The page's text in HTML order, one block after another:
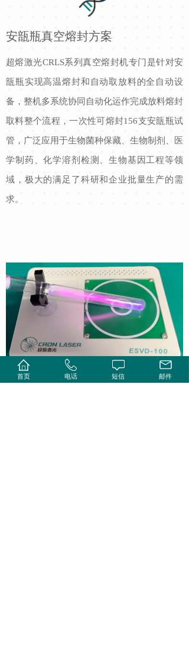
安瓿瓶真空熔封方案
超熔激光CRLS系列真空熔封机专门是针对安
瓿瓶实现高温熔封和自动取放料的全自动设
备，整机多系统协同自动化运作完成放料熔封
取料整个流程，一次性可熔封156支安瓿瓶试
管，广泛应用于生物菌种保藏、生物制剂、医
学制药、化学溶剂检测、生物基因工程等领
域，极大的满足了科研和企业批量生产的需
求。
首页 电话 短信 邮件